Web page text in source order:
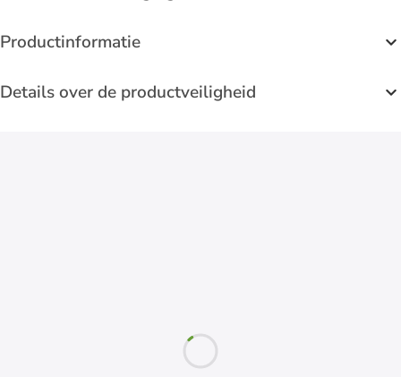
Productinformatie
Details over de productveiligheid